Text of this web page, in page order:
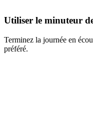
Utiliser le minuteur
Terminez la journée en
préféré.